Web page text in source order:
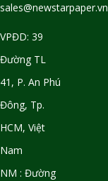
sales@newstarpaper.vn
VPĐD: 39
Đường TL
41, P. An Phú
Đông, Tp.
HCM, Việt
Nam
NM : Đường